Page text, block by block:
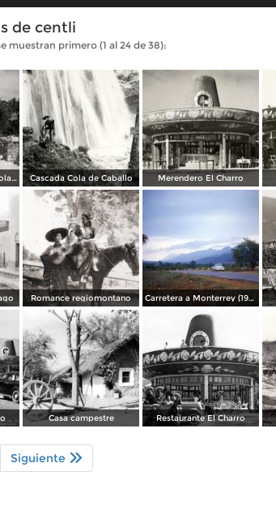
de centli
muestran primero (1 al 24 de 38):
Camino a la cascada Cola de Caballo Cascada Cola de Caballo Merendero El Charro
Romance regiomontano Carretera a Monterrey (1954)
Casa campestre Restaurante El Charro
Siguiente